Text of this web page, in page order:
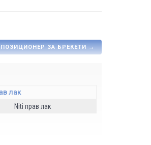
ПОЗИЦИОНЕР ЗА БРЕКЕТИ→
Niti прав лак